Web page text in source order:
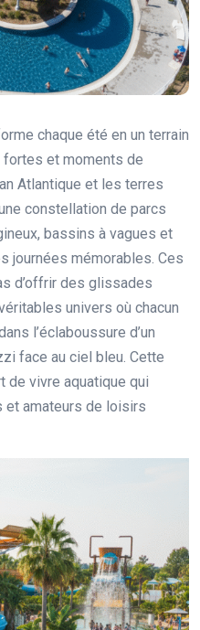
chaque été en un terrain
fortes et moments de
Atlantique et les terres
constellation de parcs
bassins à vagues et
journées mémorables. Ces
d’offrir des glissades
univers où chacun
l’éclaboussure d’un
face au ciel bleu. Cette
de vivre aquatique qui
et amateurs de loisirs